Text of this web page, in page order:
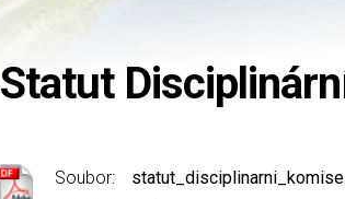
Statut
Soubor: